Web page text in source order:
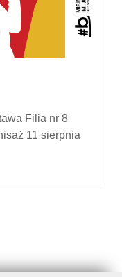
Filia nr 8
11 sierpnia